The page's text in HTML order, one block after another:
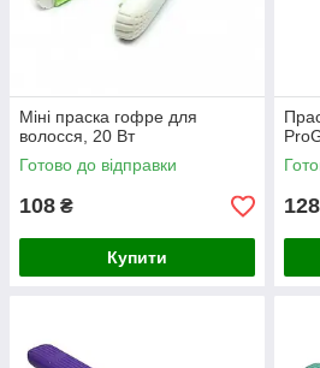
Міні праска гофре для
волосся, 20 Вт
Готово до відправки
108 ₴
Купити
128